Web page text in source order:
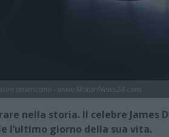
nella storia. Il celebre James
l’ultimo giorno della sua vita.